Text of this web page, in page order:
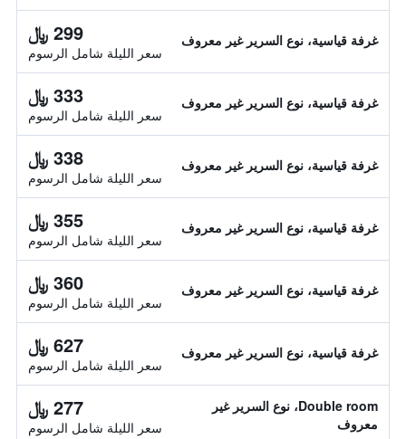
غرفة قياسية، نوع السرير غير معروف 299 ﷼
سعر الليلة شامل الرسوم
غرفة قياسية، نوع السرير غير معروف 333 ﷼
سعر الليلة شامل الرسوم
غرفة قياسية، نوع السرير غير معروف 338 ﷼
سعر الليلة شامل الرسوم
غرفة قياسية، نوع السرير غير معروف 355 ﷼
سعر الليلة شامل الرسوم
غرفة قياسية، نوع السرير غير معروف 360 ﷼
سعر الليلة شامل الرسوم
غرفة قياسية، نوع السرير غير معروف 627 ﷼
سعر الليلة شامل الرسوم
Double room، نوع السرير غير
معروف
277 ﷼
سعر الليلة شامل الرسوم